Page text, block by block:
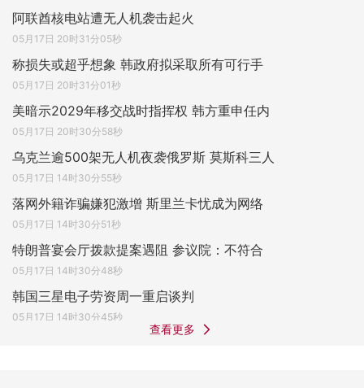
阿联酋核电站遭无人机袭击起火
05月17日 20时31分05秒
称损失或超乎想象 韩政府拟采取所有可行手
05月17日 20时31分01秒
美暗示2029年移交战时指挥权 韩方重申任内
05月17日 20时30分58秒
乌克兰逾500架无人机夜袭俄罗斯 莫斯科三人
05月17日 14时30分55秒
落网外籍诈骗嫌犯激增 斯里兰卡忧成为网络
05月17日 14时30分51秒
特朗普宴会厅拨款提案遇阻 参议院：不符合
05月17日 14时30分48秒
韩国三星电子劳资周一重启谈判
05月17日 14时30分45秒
查看更多